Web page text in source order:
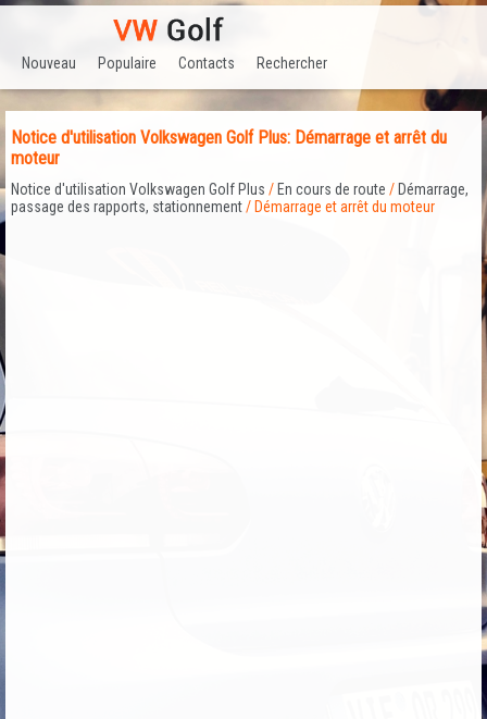
Nouveau Populaire Contacts Rechercher
Notice d'utilisation Volkswagen Golf Plus: Démarrage et arrêt du
moteur
Notice d'utilisation Volkswagen Golf Plus / En cours de route / Démarrage,
passage des rapports, stationnement/ Démarrage et arrêt du moteur